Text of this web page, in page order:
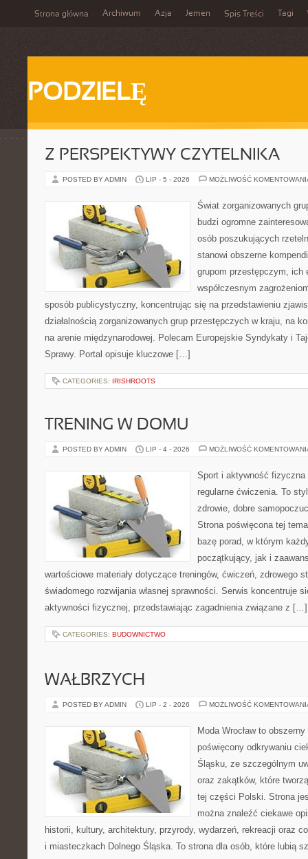
Strona główna Archiwum Azja Jemen Spis Treści Tagi
PODZIELĘ
Z PERSPEKTYWY CZYTELNIKA
POSTED BY ADMIN LIP - 5 - 2026 MOŻLIWOŚĆ
Świat zorganizowanych
budzi ogromne
osób poszukujących
stanowi obszerne
grupom przestępczym, ich
współczesnym
sposób publicystyczny, koncentrując się na przedstawieniu
działalnością zorganizowanych grup przestępczych w kraju, na
na arenie międzynarodowej. Polecam Europejskie Syndykaty i
Sprawy. Portal opisuje kluczowe […]
CATEGORIES: IRISHROOTS
TRENING W DOMU
POSTED BY ADMIN LIP - 4 - 2026 MOŻLIWOŚĆ
Sport i aktywność
regularne ćwiczenia. To
zdrowie, dobre
Strona poświęcona tej
bazę porad, w którym
początkujący, jak i
wartościowe materiały dotyczące treningów, ćwiczeń, zdrowego
świadomego rozwijania własnej sprawności. Serwis koncentruje
aktywności fizycznej, przedstawiając zagadnienia związane z […]
CATEGORIES: BUDOWNICTWO
WAŁBRZYCH
POSTED BY ADMIN LIP - 2 - 2026 MOŻLIWOŚĆ
Moda Wrocław to
poświęcony odkrywaniu
Śląsku, ze szczególnym
oraz zakątków, które
tej części Polski. Strona
można znaleźć ciekawe
historii, kultury, architektury, przyrody, wydarzeń, rekreacji oraz
i miasteczkach Dolnego Śląska. To strona dla osób, które lubią